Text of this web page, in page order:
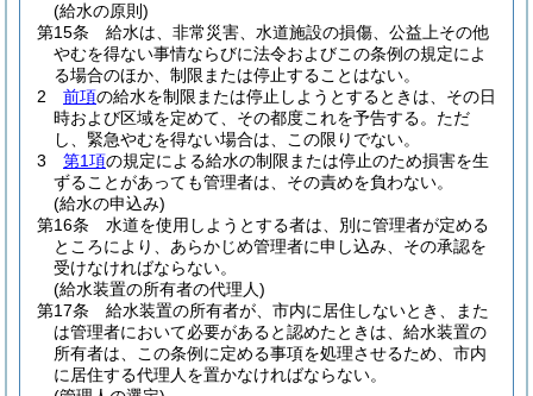
(給水の原則)
第15条
給水は、非常災害、水道施設の損傷、公益上その他
やむを得ない事情ならびに法令およびこの条例の規定によ
る場合のほか、制限または停止することはない。
2
前項の給水を制限または停止しようとするときは、その日
時および区域を定めて、その都度これを予告する。 ただ
し、緊急やむを得ない場合は、この限りでない。
3
第1項の規定による給水の制限または停止のため損害を生
ずることがあっても管理者は、その責めを負わない。
(給水の申込み)
第16条
水道を使用しようとする者は、別に管理者が定める
ところにより、あらかじめ管理者に申し込み、その承認を
受けなければならない。
(給水装置の所有者の代理人)
第17条
給水装置の所有者が、市内に居住しないとき、また
は管理者において必要があると認めたときは、給水装置の
所有者は、この条例に定める事項を処理させるため、市内
に居住する代理人を置かなければならない。